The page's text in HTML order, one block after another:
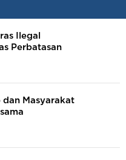
Ilegal
Perbatasan
dan Masyarakat